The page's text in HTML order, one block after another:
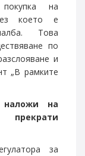
на
което е
Това
по
и
„В рамките
наложи на
прекрати
за